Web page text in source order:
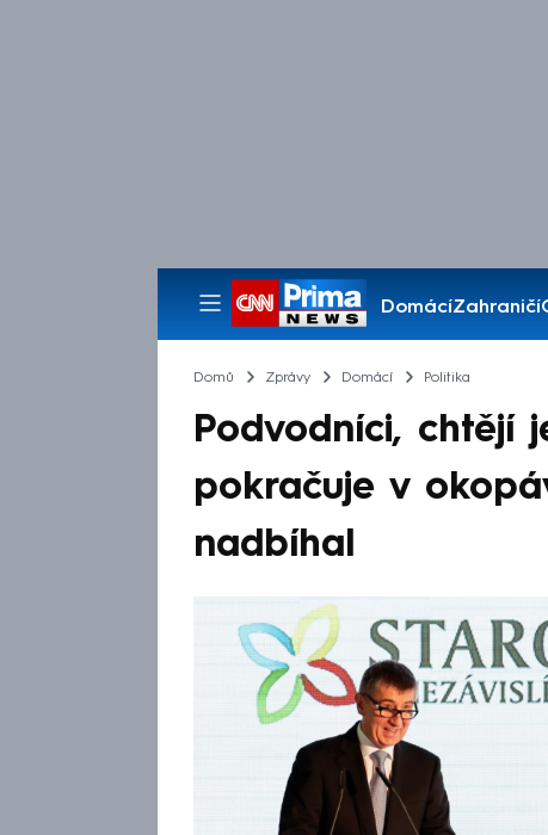
DomácíZahraničí
Pořady
Domů Zprávy Domácí Politika
Podvodníci, chtějí
pokračuje v
nadbíhal